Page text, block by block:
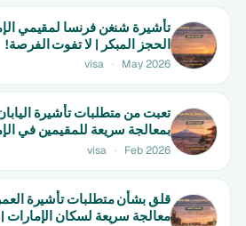
تأشيرة شنغن فرنسا لمقيمي
الحجز المبكر | لا تفوت الفرصة!
visa · May 2026
تعبت من متطلبات تأشيرة
بمعالجة سريعة للمقيمين في
650 درهم
visa · Feb 2026
قلق بشأن متطلبات تأشيرة
معالجة سريعة لسكان